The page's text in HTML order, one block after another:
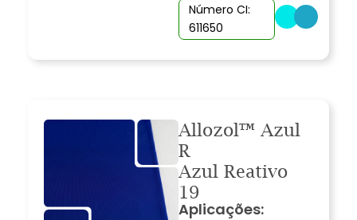
Número CI:
611650
Allozol™ Azul
R
Azul Reativo
19
Aplicações: